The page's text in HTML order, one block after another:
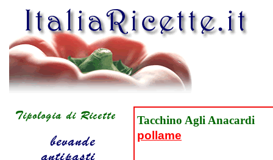
Tacchino Agli Anacardi
pollame